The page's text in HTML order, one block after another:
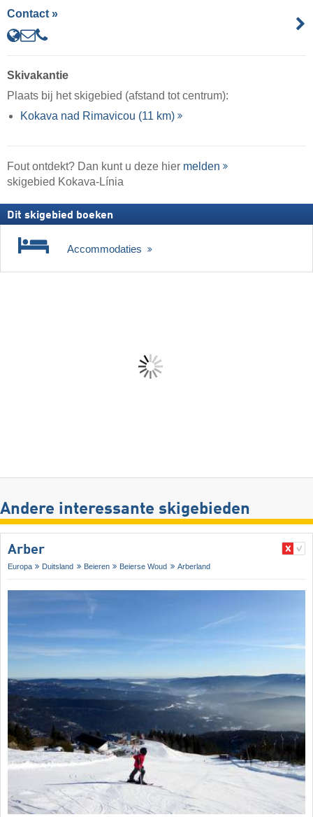
Contact »
Skivakantie
Plaats bij het skigebied (afstand tot centrum):
Kokava nad Rimavicou (11 km)
Fout ontdekt? Dan kunt u deze hier melden
skigebied Kokava-Línia
Dit skigebied boeken
Accommodaties
Andere interessante skigebieden
Arber
Europa Duitsland Beieren Beierse Woud Arberland